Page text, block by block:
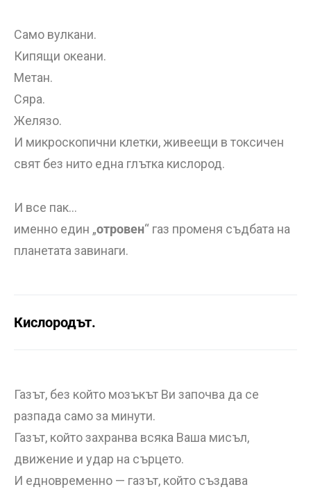
Само вулкани.
Кипящи океани.
Метан.
Сяра.
Желязо.
И микроскопични клетки, живеещи в токсичен
свят без нито една глътка кислород.
И все пак…
именно един „отровен“ газ променя съдбата на
планетата завинаги.
Кислородът.
Газът, без който мозъкът Ви започва да се
разпада само за минути.
Газът, който захранва всяка Ваша мисъл,
движение и удар на сърцето.
И едновременно — газът, който създава